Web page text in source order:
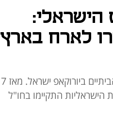
הישראלי:
לארח בארץ
גם הפועל ירושלים תוכל לקיים את משחקיה הביתיים ביורוקאפ ישראל. מאז 7
התקיימו בחו"ל